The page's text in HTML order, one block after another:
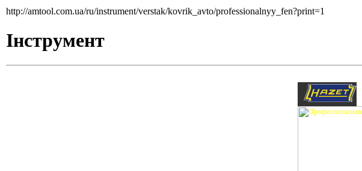
http://amtool.com.ua/ru/instrument/verstak/kovrik_avto/professionalnyy_fen?print=1
Інструмент